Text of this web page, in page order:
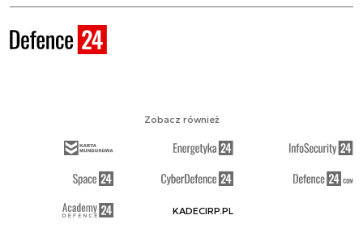
Zobacz również
KADECIRP.PL